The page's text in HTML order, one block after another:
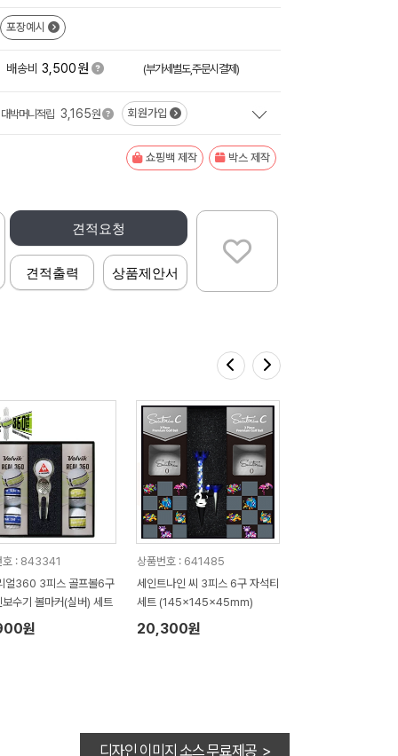
포장예시
배송비 3,500원 (부가세별도,주문시결제)
대박머니적립 3,165원 회원가입
쇼핑백 제작 박스 제작
견적요청
견적출력 상품제안서
호 : 843341
얼360 3피스 골프볼6구
수기 볼마커(실버) 세트
원
상품번호 : 641485
세인트나인 씨 3피스 6구 자석티
세트 (145x145x45mm)
20,300원
디자인 이미지 소스 무료제공 >